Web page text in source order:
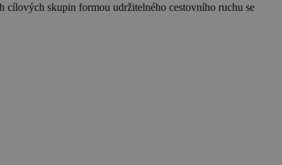
skupin formou udržitelného cestovního ruchu se